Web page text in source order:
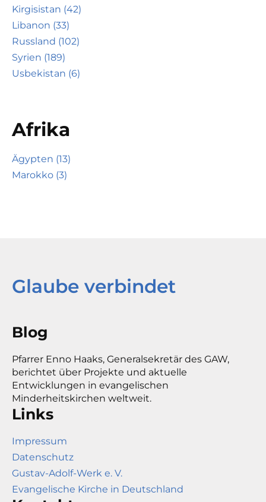
Kirgisistan (42)
Libanon (33)
Russland (102)
Syrien (189)
Usbekistan (6)
Afrika
Ägypten (13)
Marokko (3)
Glaube verbindet
Blog
Pfarrer Enno Haaks, Generalsekretär des GAW,
berichtet über Projekte und aktuelle
Entwicklungen in evangelischen
Minderheitskirchen weltweit.
Links
Impressum
Datenschutz
Gustav-Adolf-Werk e. V.
Evangelische Kirche in Deutschland